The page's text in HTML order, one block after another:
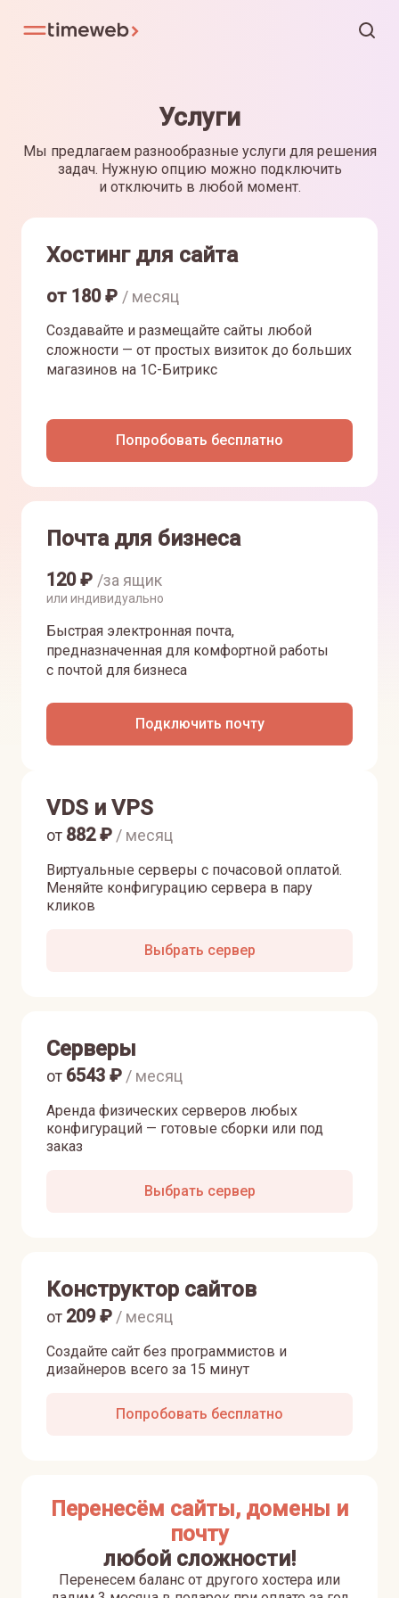
Услуги
Мы предлагаем разнообразные услуги для решения
задач. Нужную опцию можно подключить
и отключить в любой момент.
Хостинг для сайта
от 180₽ / месяц
Создавайте и размещайте сайты любой
сложности — от простых визиток до больших
магазинов на 1С-Битрикс
Попробовать бесплатно
Почта для бизнеса
120₽ /за ящик
или индивидуально
Быстрая электронная почта,
предназначенная для комфортной работы
с почтой для бизнеса
Подключить почту
VDS и VPS
Виртуальные серверы с почасовой оплатой.
Меняйте конфигурацию сервера в пару
кликов
от 882₽ / месяц
Выбрать сервер
Серверы
Аренда физических серверов любых
конфигураций — готовые сборки или под
заказ
от 6543 ₽ / месяц
Выбрать сервер
Конструктор сайтов
Создайте сайт без программистов и
дизайнеров всего за 15 минут
от 209₽ / месяц
Попробовать бесплатно
Перенесём сайты, домены и
почту
любой сложности!
Перенесем баланс от другого хостера или